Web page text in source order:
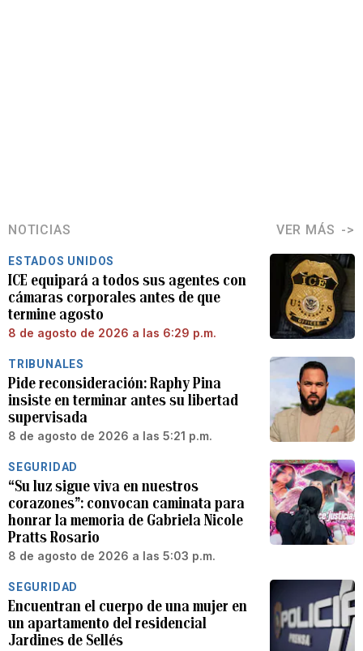
NOTICIAS VER MÁS
ESTADOS UNIDOS
ICE equipará a todos sus agentes con
cámaras corporales antes de que
termine agosto
8 de agosto de 2026 a las 6:29 p.m.
TRIBUNALES
Pide reconsideración: Raphy Pina
insiste en terminar antes su libertad
supervisada
8 de agosto de 2026 a las 5:21 p.m.
SEGURIDAD
“Su luz sigue viva en nuestros
corazones”: convocan caminata para
honrar la memoria de Gabriela Nicole
Pratts Rosario
8 de agosto de 2026 a las 5:03 p.m.
SEGURIDAD
Encuentran el cuerpo de una mujer en
un apartamento del residencial
Jardines de Sellés